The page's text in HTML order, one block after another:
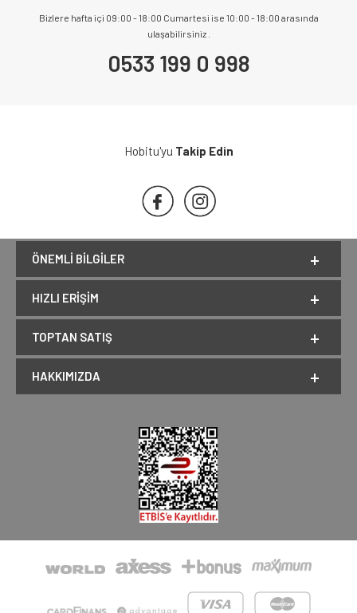
Bizlere hafta içi 09:00 - 18:00 Cumartesi ise 10:00 - 18:00 arasında
ulaşabilirsiniz .
0533 199 0 998
Hobitu'yu Takip Edin
ÖNEMLI BILGILER
HIZLI ERIŞIM
TOPTAN SATIŞ
HAKKIMIZDA